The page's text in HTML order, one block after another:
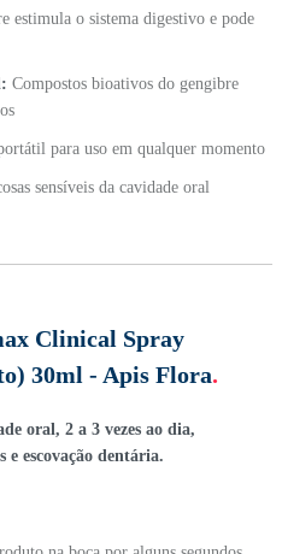
estimula o sistema digestivo e pode
Compostos bioativos do gengibre
para uso em qualquer momento
sensíveis da cavidade oral
Clinical Spray
30ml - Apis Flora.
oral, 2 a 3 vezes ao dia,
e escovação dentária.